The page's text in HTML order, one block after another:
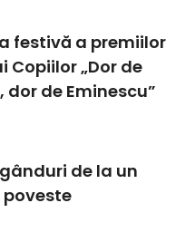
festivă a premiilor
Copiilor „Dor de
de Eminescu”
de la un